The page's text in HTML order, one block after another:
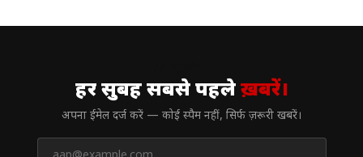
हर सुबह सबसे पहलेख़बरें।
अपना ईमेल दर्ज करें — कोई स्पैम नहीं, सिर्फ ज़रूरी खबरें।